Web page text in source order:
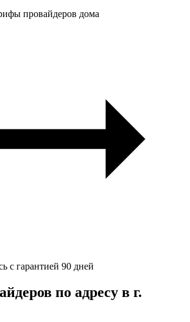
провайдеров дома
с гарантией 90 дней
по адресу в г.